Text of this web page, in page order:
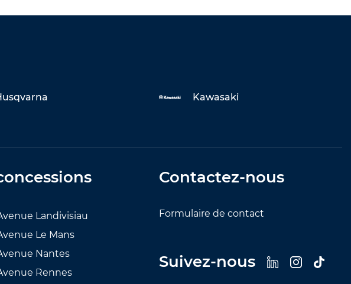
Kawasaki
Landivisiau
Le Mans
Nantes
Rennes
Contactez-nous
Formulaire de contact
Suivez-nous